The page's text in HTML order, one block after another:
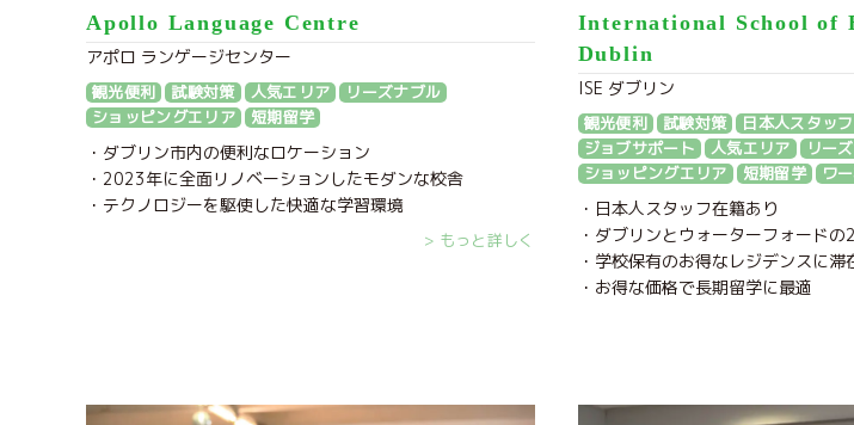
Apollo Language Centre
アポロ ランゲージセンター
観光便利 試験対策 人気エリア
リーズナブル
ショッピングエリア
短期留学
・ダブリン市内の便利なロケーション
・2023年に全面リノベーションしたモダンな校舎
・テクノロジーを駆使した快適な学習環境
> もっと詳しく
International School of
Dublin
ISE ダブリン
観光便利 試験対策 日本人スタッフ
ジョブサポート
人気エリア
リー
ショッピングエリア
短期留学 ワ
・日本人スタッフ在籍あり
・ダブリンとウォーターフォードの
・学校保有のお得なレジデンスに滞
・お得な価格で長期留学に最適